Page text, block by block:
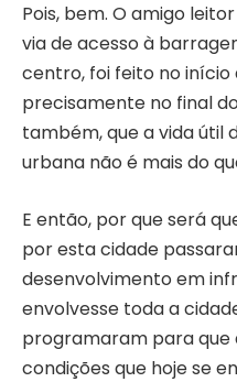
Pois, bem. O amigo
via de acesso à
centro, foi feito no início
precisamente no final do
também, que a vida útil
urbana não é mais do
E então, por que será
por esta cidade
desenvolvimento em
envolvesse toda a
programaram para que
condições que hoje se